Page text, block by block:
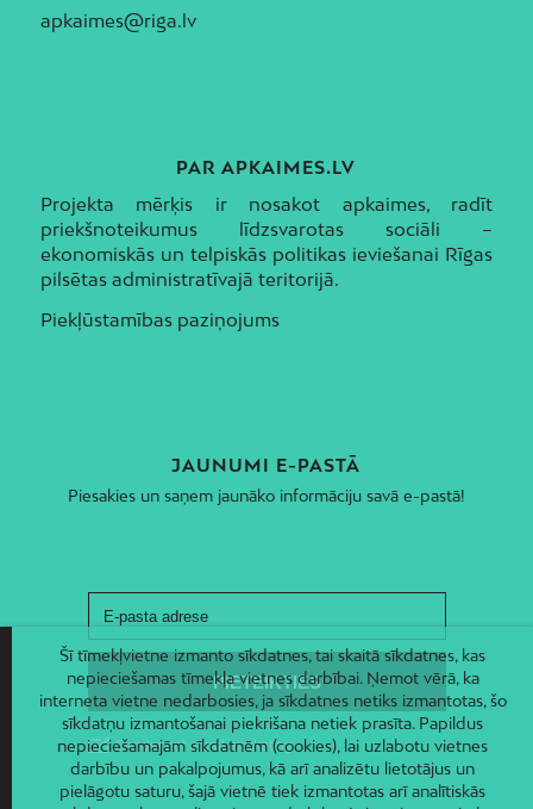
apkaimes@riga.lv
PAR APKAIMES.LV
Projekta mērķis ir nosakot apkaimes, radīt
priekšnoteikumus līdzsvarotas sociāli –
ekonomiskās un telpiskās politikas ieviešanai Rīgas
pilsētas administratīvajā teritorijā.
Piekļūstamības paziņojums
JAUNUMI E-PASTĀ
Piesakies un saņem jaunāko informāciju savā e-pastā!
Šī tīmekļvietne izmanto sīkdatnes, tai skaitā sīkdatnes, kas
nepieciešamas tīmekļa vietnes darbībai. Ņemot vērā, ka
interneta vietne nedarbosies, ja sīkdatnes netiks izmantotas, šo
sīkdatņu izmantošanai piekrišana netiek prasīta. Papildus
nepieciešamajām sīkdatnēm (cookies), lai uzlabotu vietnes
darbību un pakalpojumus, kā arī analizētu lietotājus un
pielāgotu saturu, šajā vietnē tiek izmantotas arī analītiskās